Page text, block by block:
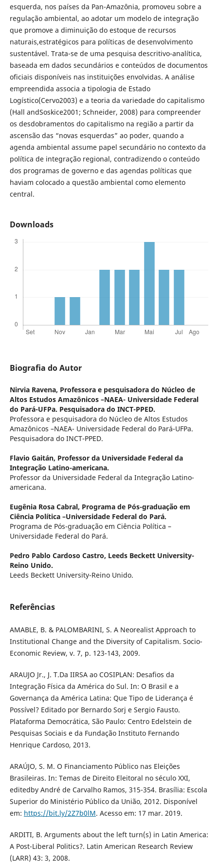
esquerda, nos países da Pan-Amazônia, promoveu sobre a
regulação ambiental, ao adotar um modelo de integração
que promove a diminuição do estoque de recursos
naturais,estratégicos para políticas de desenvolvimento
sustentável. Trata-se de uma pesquisa descritivo-analítica,
baseada em dados secundários e conteúdos de documentos
oficiais disponíveis nas instituições envolvidas. A análise
empreendida associa a tipologia de Estado
Logístico(Cervo2003) e a teoria da variedade do capitalismo
(Hall andSoskice2001; Schneider, 2008) para compreender
os desdobramentos do capitalismo na região a partir da
ascensão das “novas esquerdas” ao poder, quando a
agenda ambiental assume papel secundário no contexto da
política de integração regional, contradizendo o conteúdo
dos programas de governo e das agendas políticas que
haviam colocado a questão ambiental como elemento
central.
Downloads
Biografia do Autor
Nirvia Ravena, Professora e pesquisadora do Núcleo de
Altos Estudos Amazônicos –NAEA- Universidade Federal
do Pará-UFPa. Pesquisadora do INCT-PPED.
Professora e pesquisadora do Núcleo de Altos Estudos
Amazônicos –NAEA- Universidade Federal do Pará-UFPa.
Pesquisadora do INCT-PPED.
Flavio Gaitán, Professor da Universidade Federal da
Integração Latino-americana.
Professor da Universidade Federal da Integração Latino-
americana.
Eugênia Rosa Cabral, Programa de Pós-graduação em
Ciência Política –Universidade Federal do Pará.
Programa de Pós-graduação em Ciência Política –
Universidade Federal do Pará.
Pedro Pablo Cardoso Castro, Leeds Beckett University-
Reino Unido.
Leeds Beckett University-Reino Unido.
Referências
AMABLE, B. & PALOMBARINI, S. A Neorealist Approach to
Institutional Change and the Diversity of Capitalism. Socio-
Economic Review, v. 7, p. 123-143, 2009.
ARAUJO Jr., J. T.Da IIRSA ao COSIPLAN: Desafios da
Integração Física da América do Sul. In: O Brasil e a
Governança da América Latina: Que Tipo de Liderança é
Possível? Editado por Bernardo Sorj e Sergio Fausto.
Plataforma Democrática, São Paulo: Centro Edelstein de
Pesquisas Sociais e da Fundação Instituto Fernando
Henrique Cardoso, 2013.
ARAÚJO, S. M. O Financiamento Público nas Eleições
Brasileiras. In: Temas de Direito Eleitoral no século XXI,
editedby André de Carvalho Ramos, 315-354. Brasília: Escola
Superior do Ministério Público da União, 2012. Disponível
em: https://bit.ly/2Z7b0lM. Acesso em: 17 mar. 2019.
ARDITI, B. Arguments about the left turn(s) in Latin America:
A Post-Liberal Politics?. Latin American Research Review
(LARR) 43: 3, 2008.